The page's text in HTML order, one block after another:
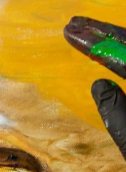
aktuelle